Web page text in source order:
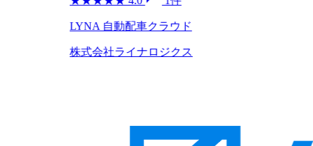
LYNA 自動配車クラウド
株式会社ライナロジクス